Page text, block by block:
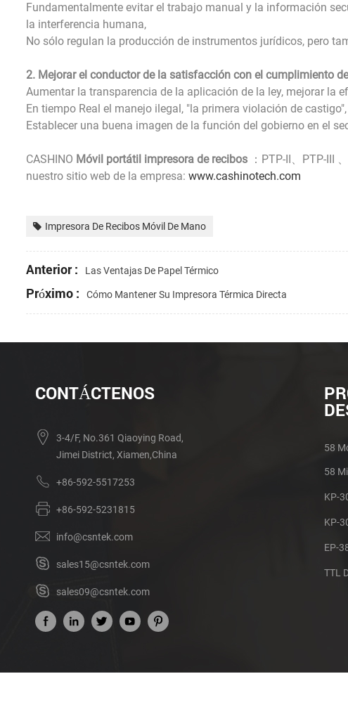
Fundamentalmente evitar el trabajo manual y la información
la interferencia humana,
No sólo regulan la producción de instrumentos jurídicos, pero
2. Mejorar el conductor de la satisfacción con el cumplimiento
Aumentar la transparencia de la aplicación de la ley, mejorar la
En tiempo Real el manejo ilegal, "la primera violación de
Establecer una buena imagen de la función del gobierno en el
CASHINO Móvil portátil impresora de recibos ：PTP-II、PTP-III
nuestro sitio web de la empresa: www.cashinotech.com
Impresora De Recibos Móvil De Mano
Anterior : Las Ventajas De Papel Térmico
Próximo : Cómo Mantener Su Impresora Térmica Directa
CONTÁCTENOS
3-4/F, No.361 Qiaoying Road,
Jimei District, Xiamen,China
+86-592-5517253
+86-592-5231815
info@csntek.com
sales15@csntek.com
sales09@csntek.com